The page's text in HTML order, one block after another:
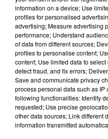
information on a device; Use
profiles for personalised
advertising; Measure advertising
performance; Understand
of data from different sources;
profiles to personalise content;
content; Use limited data to
detect fraud, and fix errors;
Save and communicate privacy
process personal data such as
following functionalities: Identify
requested; Use precise
other data sources; Link different
information transmitted